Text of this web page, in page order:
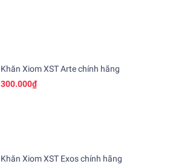
Khăn Xiom XST Arte chính hãng
300.000₫
Khăn Xiom XST Exos chính hãng